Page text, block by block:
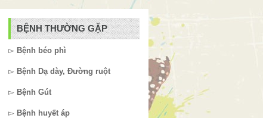
BỆNH THƯỜNG GẶP
▻ Bệnh béo phì
▻ Bệnh Dạ dày, Đường ruột
▻ Bệnh Gút
▻ Bệnh huyết áp